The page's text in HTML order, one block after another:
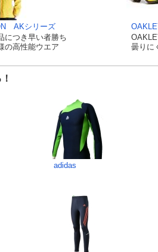
AKシリーズ
につき早い者勝ち
の高性能ウエア
曇りに
adidas